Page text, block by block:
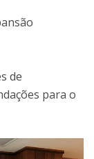
de
para o